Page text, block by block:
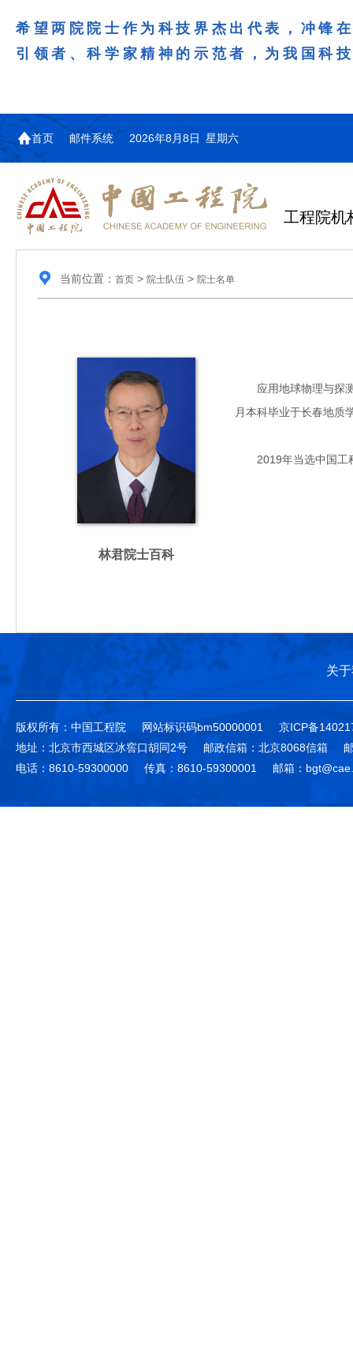
希望两院院士作为科技界杰出代表，冲锋
引领者、科学家精神的示范者，为我国科
首页 邮件系统 2026年8月8日 星期六
工程院机
当前位置： 首页> 院士队伍 > 院士名单
林君院士百科
应用地球物理与探测
月本科毕业于长春地质
2019年当选中国工
关
版权所有：中国工程院 网站标识码bm50000001
京ICP备
地址：北京市西城区冰窖口胡同2号
邮政信箱：北京8068信箱
电话：8610-59300000
传真：8610-59300001 邮箱：